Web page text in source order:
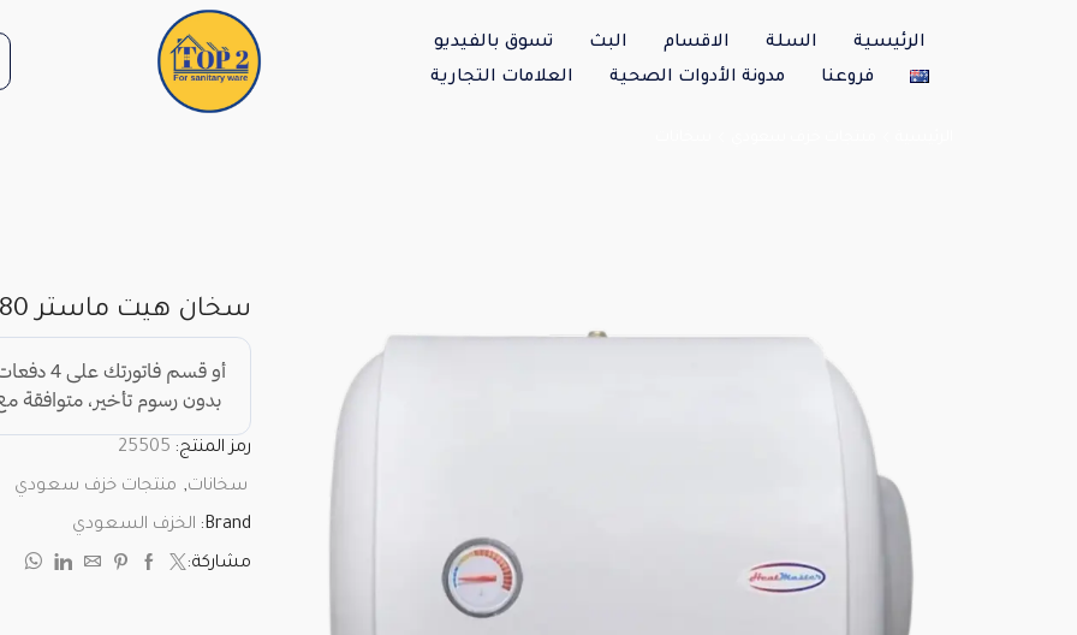
الرئيسية السلة الاقسام البث
تسوق بالفيديو
فروعنا
مدونة الأدوات الصحية العلامات التجارية
سخان هيت ماستر 80 لتر أفقي
رمز المنتج: 25505
سخانات, منتجات خزف سعودي
Brand: الخزف السعودي
مشاركة: